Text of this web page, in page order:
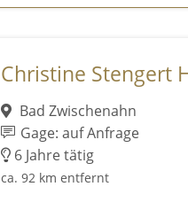
Christine Stengert
Bad Zwischenahn
Gage: auf Anfrage
6 Jahre tätig
ca. 92 km entfernt